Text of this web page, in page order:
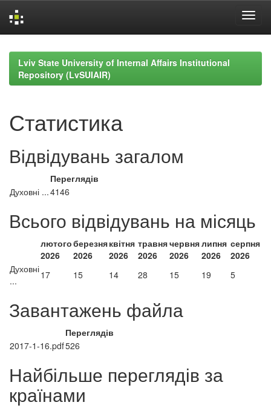
navigationLviv State University of Internal Affairs Institutional
Repository (LvSUIAIR)
Статистика
Відвідувань загалом
Переглядів
Духовні ...4146
Всього відвідувань на місяць
лютого
2026
березня
2026
квітня
2026
травня
2026
червня
2026
липня
2026
серпня
2026
Духовні
...
17 15 14 28 15 19 5
Завантажень файла
Переглядів
2017-1-16.pdf526
Найбільше переглядів за
країнами